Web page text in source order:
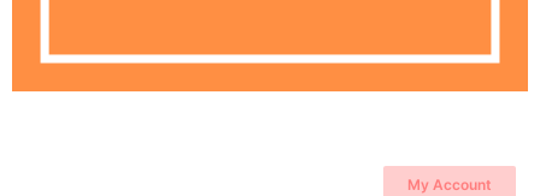
My Account